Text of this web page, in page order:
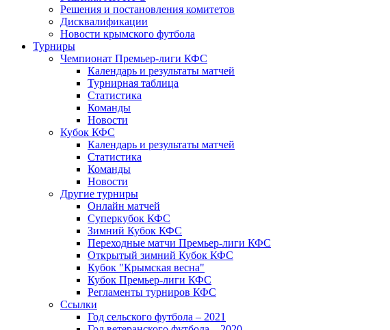
Решения и постановления комитетов
Дисквалификации
Новости крымского футбола
Турниры
Чемпионат Премьер-лиги КФС
Календарь и результаты матчей
Турнирная таблица
Статистика
Команды
Новости
Кубок КФС
Календарь и результаты матчей
Статистика
Команды
Новости
Другие турниры
Онлайн матчей
Суперкубок КФС
Зимний Кубок КФС
Переходные матчи Премьер-лиги КФС
Открытый зимний Кубок КФС
Кубок "Крымская весна"
Кубок Премьер-лиги КФС
Регламенты турниров КФС
Ссылки
Год сельского футбола – 2021